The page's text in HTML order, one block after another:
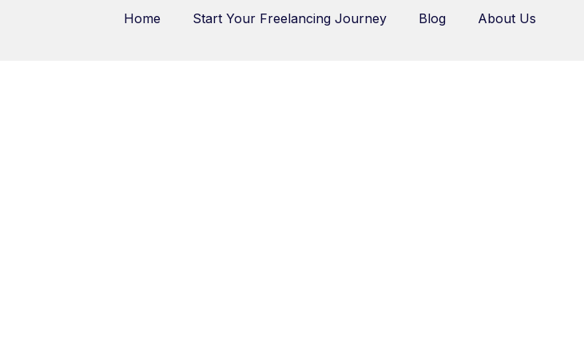
Home Start Your Freelancing Journey Blog About Us